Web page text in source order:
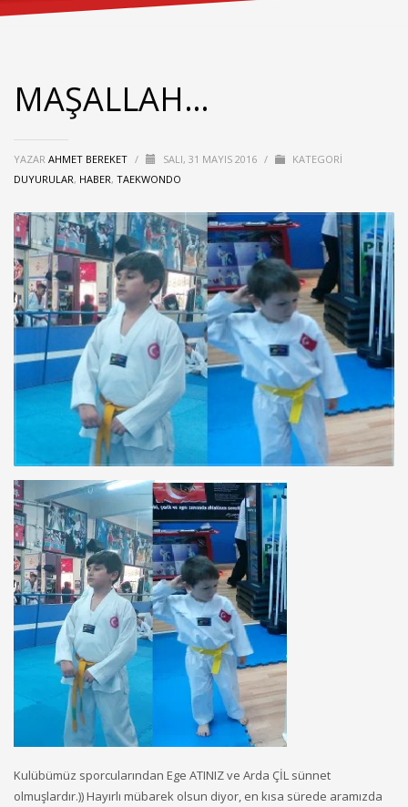
MAŞALLAH…
YAZAR AHMET BEREKET / SALI, 31 MAYIS 2016 /
KATEGORI
DUYURULAR, HABER, TAEKWONDO
Kulübümüz sporcularından Ege ATINIZ ve Arda ÇİL sünnet
olmuşlardır.)) Hayırlı mübarek olsun diyor, en kısa sürede aramızda